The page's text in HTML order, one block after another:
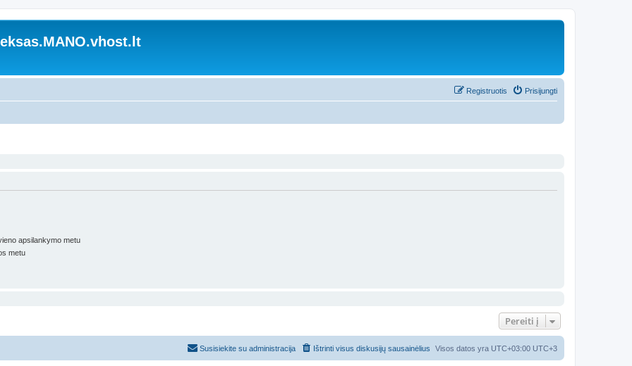
Prisijungti
Registruotis
apsilankymo metu
metu
Pereiti į
Visos datos yra UTC+03:00 UTC+3
Ištrinti visus diskusijų sausainėlius
Susisiekite su administracija